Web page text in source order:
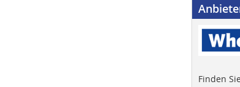
Finden